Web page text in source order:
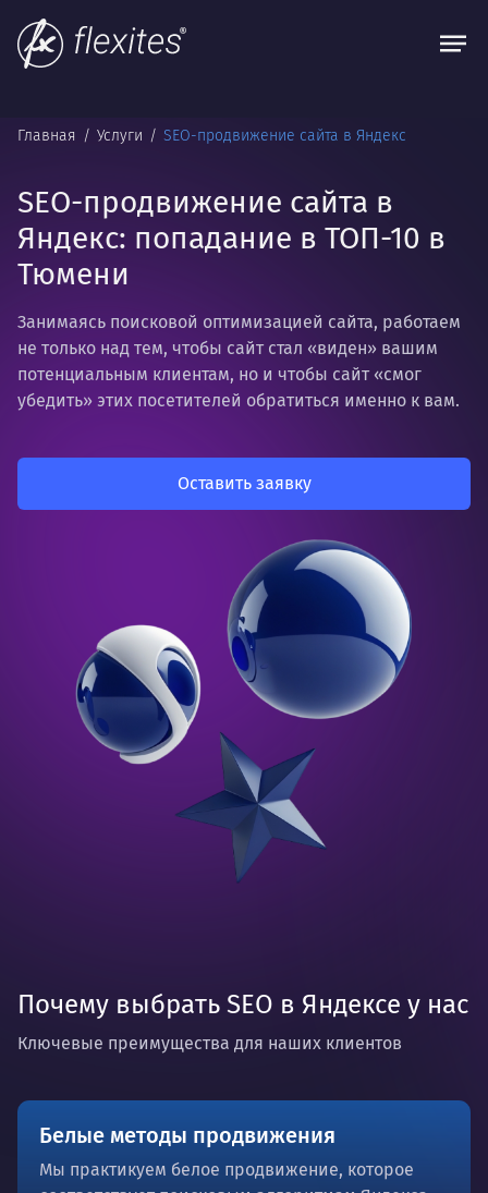
Главная Услуги SEO-продвижение сайта в Яндекс
SEO-продвижение сайта в
Яндекс: попадание в ТОП-10 в
Тюмени
Занимаясь поисковой оптимизацией сайта, работаем
не только над тем, чтобы сайт стал «виден» вашим
потенциальным клиентам, но и чтобы сайт «смог
убедить» этих посетителей обратиться именно к вам.
Оставить заявку
Почему выбрать SEO в Яндексе у нас
Ключевые преимущества для наших клиентов
Белые методы продвижения
Мы практикуем белое продвижение, которое